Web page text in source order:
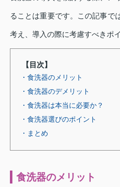
ることは重要です。この記事で
考え、導入の際に考慮すべきポ
【目次】
・食洗器のメリット
・食洗器のデメリット
・食洗器は本当に必要か？
・食洗器選びのポイント
・まとめ
食洗器のメリット